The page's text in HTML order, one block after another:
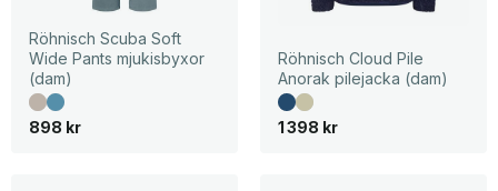
Röhnisch Scuba Soft
Wide Pants mjukisbyxor
(dam)
898 kr
Röhnisch Cloud Pile
Anorak pilejacka (dam)
1 398 kr